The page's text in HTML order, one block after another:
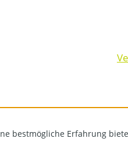
bestmögliche Erfahrung